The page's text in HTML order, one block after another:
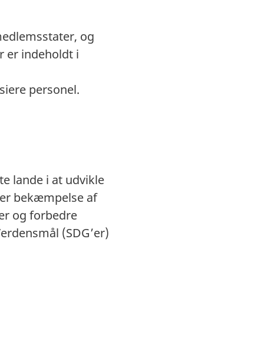
og
er indeholdt i
personel.
lande i at udvikle
bekæmpelse af
og forbedre
(SDG’er)